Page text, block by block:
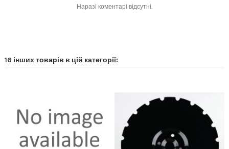
Наразі коментарі відсутні.
16 інших товарів в цій категорії: